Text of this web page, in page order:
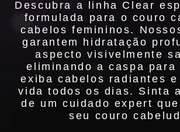
Descubra a linha Clear
formulada para o couro
cabelos femininos.
garantem hidratação
aspecto visivelmente
eliminando a caspa para
exiba cabelos radiantes
vida todos os dias. Sinta
de um cuidado expert
seu couro